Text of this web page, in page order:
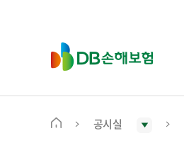
D
B
보
메
공시실